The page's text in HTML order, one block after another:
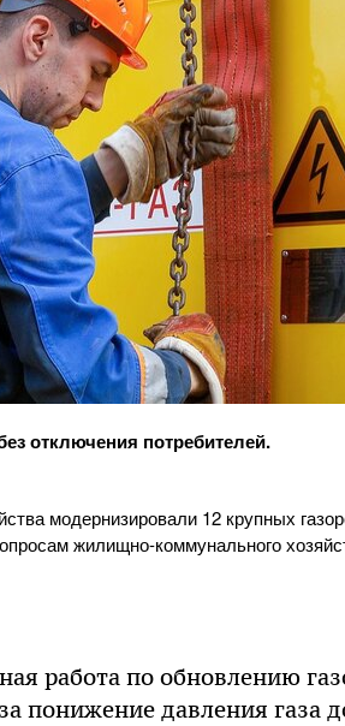
отключения потребителей.
модернизировали 12 крупных
жилищно-коммунального
работа по обновлению
понижение давления газа